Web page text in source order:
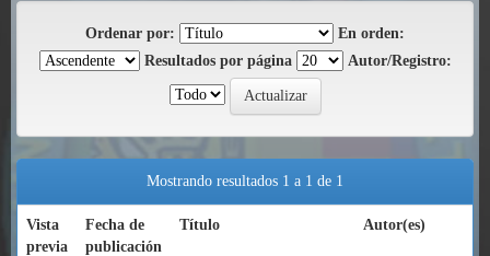
Ordenar por:
En orden:
Resultados por página
Autor/Registro:
Mostrando resultados 1 a 1 de 1
Vista
previa
Fecha de
publicación
Título Autor(es)